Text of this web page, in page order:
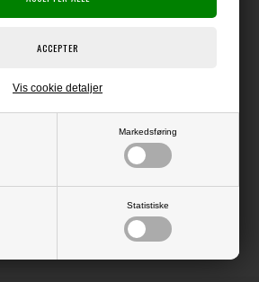
Markedsføring
Statistiske
Vis cookie detaljer